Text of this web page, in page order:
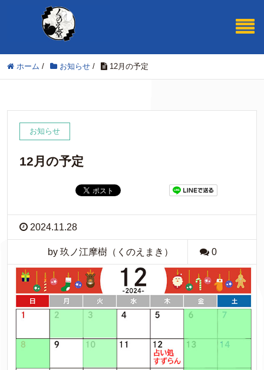
ホーム / お知らせ / 12月の予定
お知らせ
12月の予定
2024.11.28
by 玖ノ江摩樹（くのえまき） 0